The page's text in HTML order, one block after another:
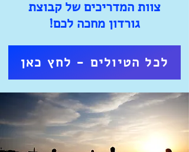
צוות המדריכים של קבוצת
גורדון מחכה לכם!
לכל הטיולים - לחץ כאן